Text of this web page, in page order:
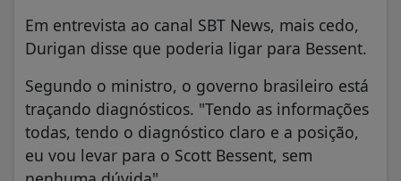
Em entrevista ao canal SBT News, mais cedo,
Durigan disse que poderia ligar para Bessent.
Segundo o ministro, o governo brasileiro está
traçando diagnósticos. "Tendo as informações
todas, tendo o diagnóstico claro e a posição,
eu vou levar para o Scott Bessent, sem